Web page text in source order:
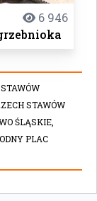
6 946
STAWÓW
ŚLĄSKIE,
PLAC